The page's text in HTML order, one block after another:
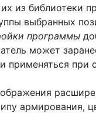
из библиотеки
выбранных
программы
может
при
армирования,